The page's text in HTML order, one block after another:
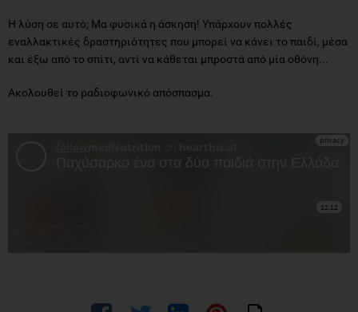
Η λύση σε αυτό; Μα φυσικά η άσκηση! Υπάρχουν πολλές
εναλλακτικές δραστηριότητες που μπορεί να κάνει το παιδί, μέσα
και έξω από το σπίτι, αντί να κάθεται μπροστά από μία οθόνη...
Ακολουθεί το ραδιοφωνικό απόσπασμα.